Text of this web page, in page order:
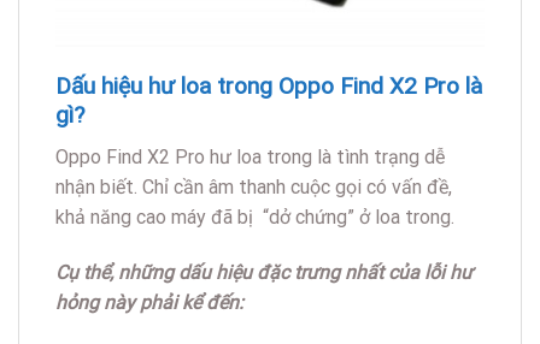
Dấu hiệu hư loa trong Oppo Find X2 Pro là
gì?
Oppo Find X2 Pro hư loa trong là tình trạng dễ
nhận biết. Chỉ cần âm thanh cuộc gọi có vấn đề,
khả năng cao máy đã bị “dở chứng” ở loa trong.
Cụ thể, những dấu hiệu đặc trưng nhất của lỗi hư
hỏng này phải kể đến: